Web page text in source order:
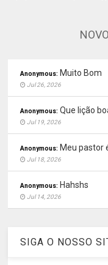
Anonymous: Muito Bom
Jul 26, 2026
Anonymous: Que lição
Jul 19, 2026
Anonymous: Meu pastor
Jul 18, 2026
Anonymous: Hahshs
Jul 14, 2026
SIGA O NOSSO